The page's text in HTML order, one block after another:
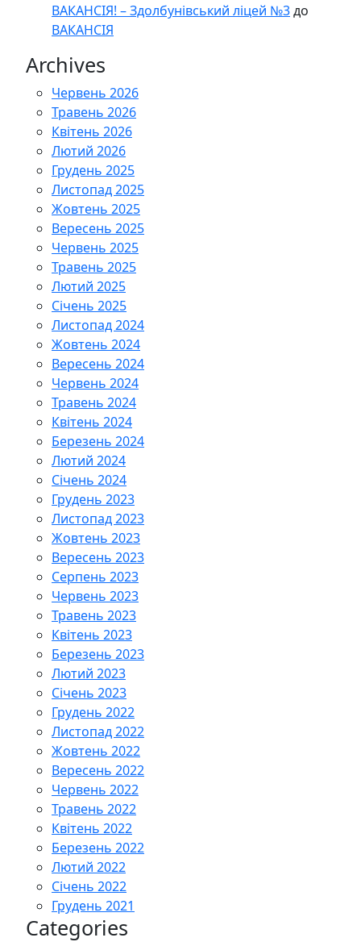
ВАКАНСІЯ! – Здолбунівський ліцей №3до
ВАКАНСІЯ
Archives
Червень 2026
Травень 2026
Квітень 2026
Лютий 2026
Грудень 2025
Листопад 2025
Жовтень 2025
Вересень 2025
Червень 2025
Травень 2025
Лютий 2025
Січень 2025
Листопад 2024
Жовтень 2024
Вересень 2024
Червень 2024
Травень 2024
Квітень 2024
Березень 2024
Лютий 2024
Січень 2024
Грудень 2023
Листопад 2023
Жовтень 2023
Вересень 2023
Серпень 2023
Червень 2023
Травень 2023
Квітень 2023
Березень 2023
Лютий 2023
Січень 2023
Грудень 2022
Листопад 2022
Жовтень 2022
Вересень 2022
Червень 2022
Травень 2022
Квітень 2022
Березень 2022
Лютий 2022
Січень 2022
Грудень 2021
Categories